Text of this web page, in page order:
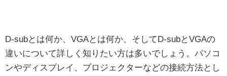
D-subとは何か、VGAとは何か、そしてD-subとVGAの
違いについて詳しく知りたい方は多いでしょう。パソコ
ンやディスプレイ、プロジェクターなどの接続方法とし